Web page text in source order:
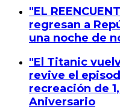
"EL
regresan a
una noche de
"El Titanic
revive el
recreación de
Aniversario